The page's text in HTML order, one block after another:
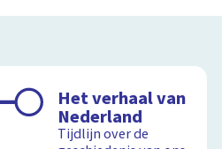
Het verhaal van
Nederland
Tijdlijn over de